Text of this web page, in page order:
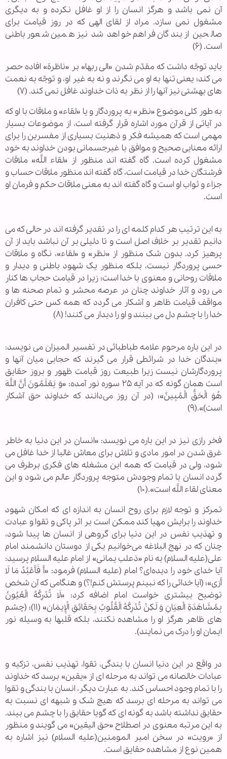
آن نمی باشد و هرگز انسان را از او غافل نکرده و به دیگری
مشغول نمی سازد. مراد از لقای الهی که در روز قیامت برای
صالحین از بندگان فراهم خواهد شد نیز همین شعور باطنی
است. (۶)
باید توجّه داشت که مقدّم شدن «الی ربها» بر «ناظرة» افاده حصر
می کند؛ یعنی تنها به او می نگرند و نه به غیر او، و توجّه به نعمت
های بهشتی نیز آنها را از نظر به ذات خداوند غافل نمی کند. (۷)
به طور کلی موضوع «نظر» به پروردگار و یا «لقاء» و ملاقات با او که
در آیاتی از قرآن مورد اشاره قرار گرفته است، از موضوعات بسیار
مهمی است که همیشه فکر و ذهنیت بسیاری از مفسرین را برای
ارائه معنایی صحیح و موافق با غیرجسمانی بودن خداوند به خود
مشغول کرده است. گاه گفته اند منظور از «لقاء اللَّه» ملاقات
فرشتگان خدا در قیامت است، گاه گفته اند منظور ملاقات حساب و
جزاء و ثواب او است و گاه گفته اند به معنی ملاقات حکم و فرمان او
است.
به این ترتیب هر کدام کلمه ای را در تقدیر گرفته اند در حالی که می
دانیم تقدیر بر خلاف اصل است و تا دلیلی بر آن نباشد باید از آن
پرهیز کرد. بدون شک منظور از «نظر» و «لقاء»، نگاه و ملاقات
حسی پروردگار نیست، بلکه منظور یک‌ شهود باطنی و دیدار و
ملاقات روحانی و معنوی با خدا است؛ زیرا در قیامت حجاب ها کنار
می رود و آثار خداوند چنان در عرصه محشر و تمام صحنه ها و
مواقف قیامت ظاهر و آشکار می گردد که همه کس حتی کافران
خدا را با چشم دل می بینند و او را دیدار می کنند! (۸)
در این باره مرحوم علامه طباطبائی در تفسیر المیزان می نویسد:
«بندگان خدا در شرائطی قرار می گیرند که حجابی میان آنها و
پروردگارشان نیست زیرا طبیعت روز قیامت ظهور و بروز حقایق
است همان گونه که در آیه ۲۵ سوره نور آمده: «وَ یَعْلَمُونَ أَنَّ اللَّهَ
هُوَ الْحَقُّ الْمُبِینُ»؛ (در آن روز می‌دانند که خداوند حق آشکار
است)».(۹)
فخر رازی نیز در این باره می نویسد: «انسان در این دنیا به خاطر
غرق شدن در امور مادی و تلاش برای معاش غالبا از خدا غافل می
شود، ولی در قیامت که همه این مشغله های فکری برطرف می
گردد انسان با تمام وجودش متوجه پروردگار عالم می شود و این
معنای لقاء اللَّه است».(۱۰)
تمرکز و توجه لازم برای روح انسان به اندازه ای که امکان شهود
خداوند را برایش مهیا کند ممکن است بر اثر پاکی و تقوا و عبادت
و تهذیب نفس در این دنیا برای گروهی از انسان ها پیدا شود،
چنان که در نهج البلاغه می‌خوانیم یکی از دوستان دانشمند امام
علی(علیه السلام) به نام‌ «ذعلب یمانی» از امام علیه السلام پرسید:
آیا خدای خود را دیده‌ای؟ امام (علیه السلام) فرمود: «أَ فَأَعْبُدُ مَا لَا
أَرَی»؛ (آیا خدائی را که نبینم پرستش کنم!؟) و هنگامی که آن شخص
توضیح بیشتری خواست امام اضافه کرد: «لَا تُدْرِکُهُ الْعُیُونُ
بِمُشَاهَدَةِ الْعِیَانِ وَ لَکِنْ تُدْرِکُهُ الْقُلُوبُ بِحَقَائِقِ الْإِیمَان» (۱۱)؛ (چشم
های ظاهر هرگز او را مشاهده نکنند، بلکه قلبها به وسیله نور
ایمان او را درک می نمایند).
در واقع در این دنیا انسان با بندگی، تقوا، تهذیب نفس، تزکیه و
عبادات خالصانه می تواند به مرحله ای از «یقین» برسد که خداوند
را با تمام وجود احساس کند. به عبارت دیگر، انسان با بندگی و تقوا
می تواند به مرحله ای برسد که هیچ شک و شبهه ای نسبت به
حقایق نداشته باشد به گونه ای که گویا حقایق را با چشم می بیند.
به این مرتبه معنوی در اصطلاح «حق الیقین» می‌ گویند و منظور
از «رویت» در سخن امیر المومنین(علیه السلام) نیز اشاره به
همین نوع از مشاهده حقایق است.